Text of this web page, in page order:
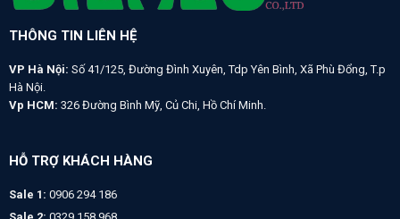
THÔNG TIN LIÊN HỆ
VP Hà Nội: Số 41/125, Đường Đình Xuyên, Tdp Yên Bình, Xã Phù Đổng, T.p
Hà Nội.
Vp HCM: 326 Đường Bình Mỹ, Củ Chi, Hồ Chí Minh.
HỖ TRỢ KHÁCH HÀNG
Sale 1: 0906 294 186